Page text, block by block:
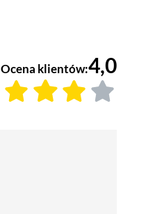
Ocena klientów:4,0